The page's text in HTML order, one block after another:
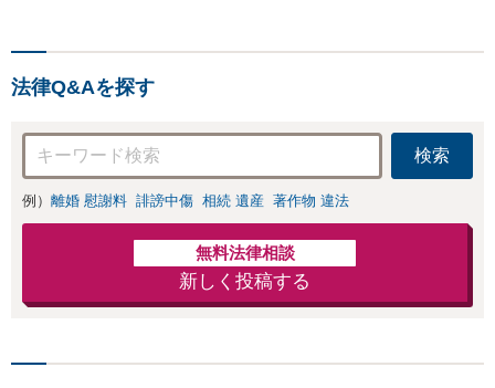
【地域密着】
法律Q&Aを探す
検索
例） 離婚 慰謝料 誹謗中傷 相続 遺産 著作物 違法
無料法律相談
新しく投稿する